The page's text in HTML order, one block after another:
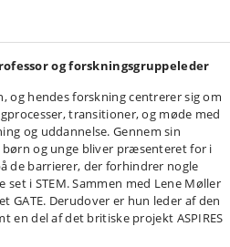
ogforskningsgruppeleder
og hendes forskning centrerer sig om
transitioner, og møde med
og uddannelse. Gennem sin
og unge bliver præsenteret for i
de barrierer, der forhindrer nogle
set i STEM. Sammen med Lene Møller
GATE. Derudover er hun leder af den
en del af det britiske projekt ASPIRES